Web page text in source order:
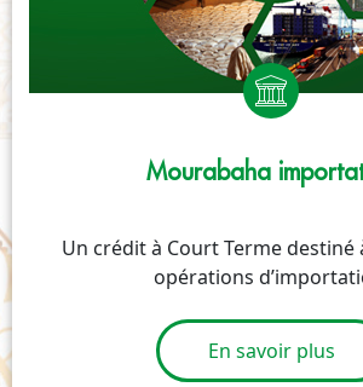
Mourabaha
Un crédit à Court Terme destiné
opérations
En savoir plus